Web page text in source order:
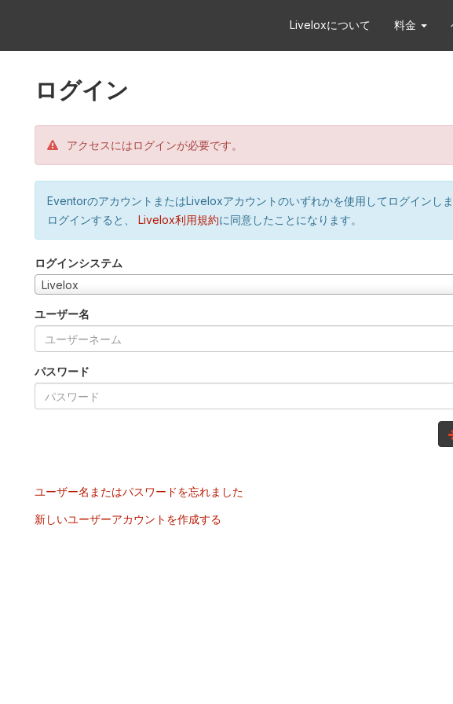
Liveloxについて 料金
ログイン
アクセスにはログインが必要です。
EventorのアカウントまたはLiveloxアカウントのいずれかを使用してログインし
ログインすると、
Livelox利用規約に同意したことになります。
ログインシステム
Livelox
ユーザー名
パスワード
ユーザー名またはパスワードを忘れました
新しいユーザーアカウントを作成する